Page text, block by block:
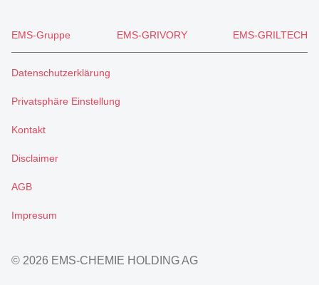
EMS-Gruppe EMS-GRIVORY EMS-GRILTECH
Datenschutzerklärung
Privatsphäre Einstellung
Kontakt
Disclaimer
AGB
Impresum
© 2026 EMS-CHEMIE HOLDING AG